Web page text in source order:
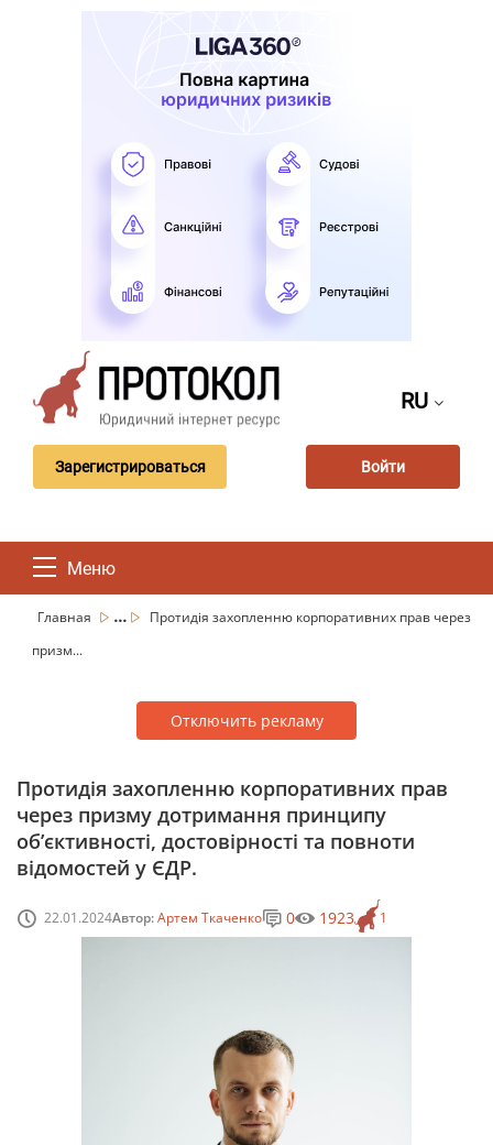
RU
Зарегистрироваться Войти
Меню
Главная ...
Протидія захопленню корпоративних прав через
призм...
Отключить рекламу
Протидія захопленню корпоративних прав
через призму дотримання принципу
об’єктивності, достовірності та повноти
відомостей у ЄДР.
22.01.2024Автор:Артем Ткаченко 1
0 1923